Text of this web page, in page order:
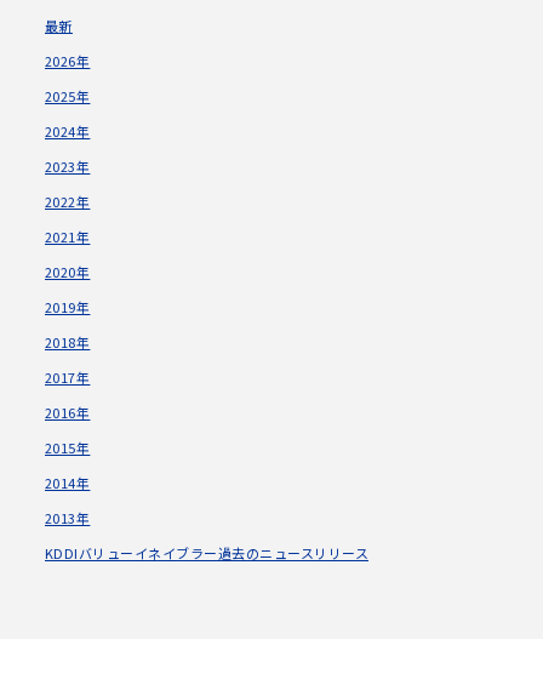
最新
2026年
2025年
2024年
2023年
2022年
2021年
2020年
2019年
2018年
2017年
2016年
2015年
2014年
2013年
KDDIバリューイネイブラー過去のニュースリリース